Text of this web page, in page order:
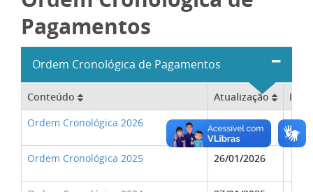
Pagamentos
Ordem Cronológica de Pagamentos
Conteúdo Atualização
Ordem Cronológica 2026
02/07/2026
Ordem Cronológica 2025 26/01/2026